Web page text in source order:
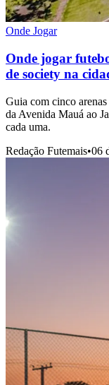
Onde Jogar
Onde jogar
de society na
Guia com cinco
da Avenida Mauá ao
cada uma.
Redação Futemais•06